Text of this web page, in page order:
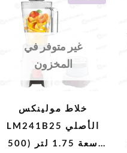
غير متوفر في
المخزون
خلاط مولينكس
LM241B25 الأصلي
سعة 1.75 لتر (500
الأصلي
هو:
الحالي